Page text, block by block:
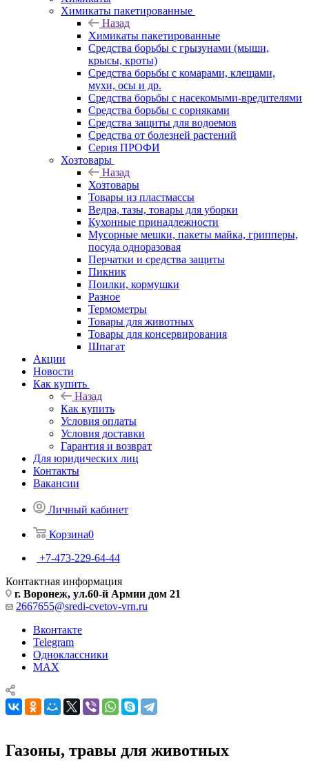
Химикаты пакетированные
Назад
Химикаты пакетированные
Средства борьбы с грызунами (мыши,
крысы, кроты)
Средства борьбы с комарами, клещами,
мухи, осы и др.
Средства борьбы с насекомыми-вредителями
Средства борьбы с сорняками
Средства защиты для водоемов
Средства от болезней растений
Серия ПРОФИ
Хозтовары
Назад
Хозтовары
Товары из пластмассы
Ведра, тазы, товары для уборки
Кухонные принадлежности
Мусорные мешки, пакеты майка, грипперы,
посуда одноразовая
Перчатки и средства защиты
Пикник
Поилки, кормушки
Разное
Термометры
Товары для животных
Товары для консервирования
Шпагат
Акции
Новости
Как купить
Назад
Как купить
Условия оплаты
Условия доставки
Гарантия и возврат
Для юридических лиц
Контакты
Вакансии
Личный кабинет
Корзина0
+7-473-229-64-44
Контактная информация
г. Воронеж, ул.60-й Армии дом 21
2667655@sredi-cvetov-vrn.ru
Вконтакте
Telegram
Одноклассники
MAX
Газоны, травы для животных